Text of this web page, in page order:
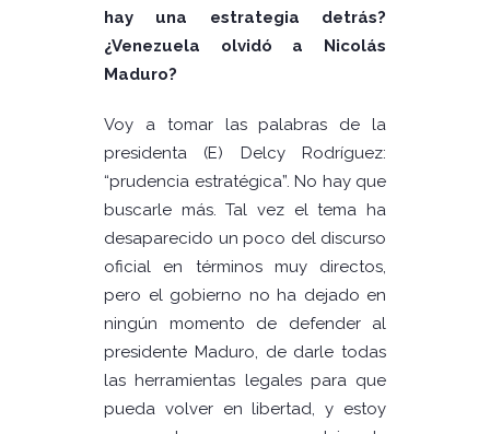
hay una estrategia detrás?
¿Venezuela olvidó a Nicolás
Maduro?
Voy a tomar las palabras de la
presidenta (E) Delcy Rodríguez:
“prudencia estratégica”. No hay que
buscarle más. Tal vez el tema ha
desaparecido un poco del discurso
oficial en términos muy directos,
pero el gobierno no ha dejado en
ningún momento de defender al
presidente Maduro, de darle todas
las herramientas legales para que
pueda volver en libertad, y estoy